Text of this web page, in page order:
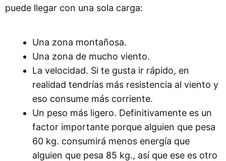
puede llegar con una sola carga:
Una zona montañosa.
Una zona de mucho viento.
La velocidad. Si te gusta ir rápido, en
realidad tendrías más resistencia al viento y
eso consume más corriente.
Un peso más ligero. Definitivamente es un
factor importante porque alguien que pesa
60 kg. consumirá menos energía que
alguien que pesa 85 kg., así que ese es otro